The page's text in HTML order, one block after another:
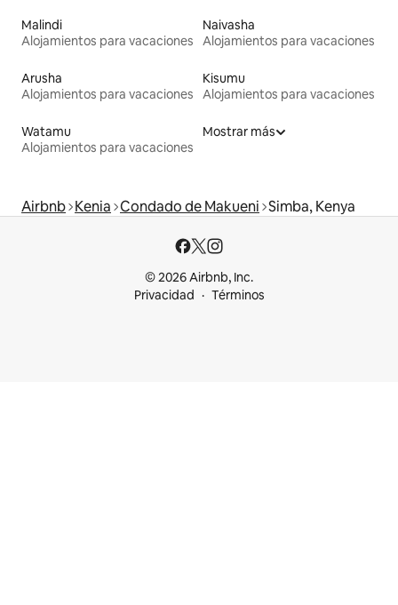
Malindi
Alojamientos para vacaciones
Naivasha
Alojamientos para vacaciones
Arusha
Alojamientos para vacaciones
Kisumu
Alojamientos para vacaciones
Watamu
Alojamientos para vacaciones
Mostrar más
Airbnb Kenia Condado de Makueni Simba, Kenya
© 2026 Airbnb, Inc.
Privacidad
Términos